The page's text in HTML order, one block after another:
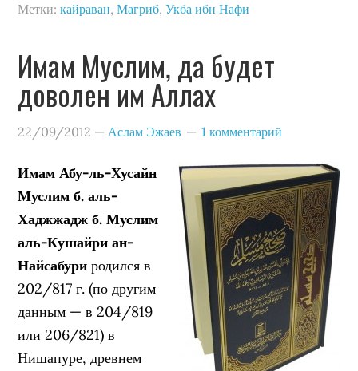
Метки:кайраван,Магриб,Укба ибн Нафи
Имам Муслим, да будет
доволен им Аллах
22/09/2012 —Аслам Эжаев 1 комментарий
Имам Абу-ль-Хусайн
Муслим б. аль-
Хаджжадж б. Муслим
аль-Кушайри ан-
Найсабури родился в
202/817 г. (по другим
данным — в 204/819
или 206/821) в
Нишапуре, древнем